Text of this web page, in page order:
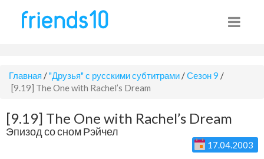
Главная /"Друзья" с русскими субтитрами /Сезон 9 /
[9.19] The One with Rachel’s Dream
[9.19] The One with Rachel’s Dream
Эпизод со сном Рэйчел
17.04.2003